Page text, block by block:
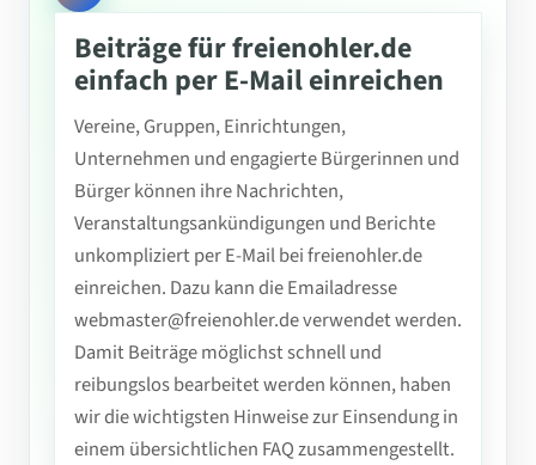
Beiträge für freienohler.de
einfach per E-Mail einreichen
Vereine, Gruppen, Einrichtungen,
Unternehmen und engagierte Bürgerinnen und
Bürger können ihre Nachrichten,
Veranstaltungsankündigungen und Berichte
unkompliziert per E-Mail bei freienohler.de
einreichen. Dazu kann die Emailadresse
webmaster@freienohler.de verwendet werden.
Damit Beiträge möglichst schnell und
reibungslos bearbeitet werden können, haben
wir die wichtigsten Hinweise zur Einsendung in
einem übersichtlichen FAQ zusammengestellt.